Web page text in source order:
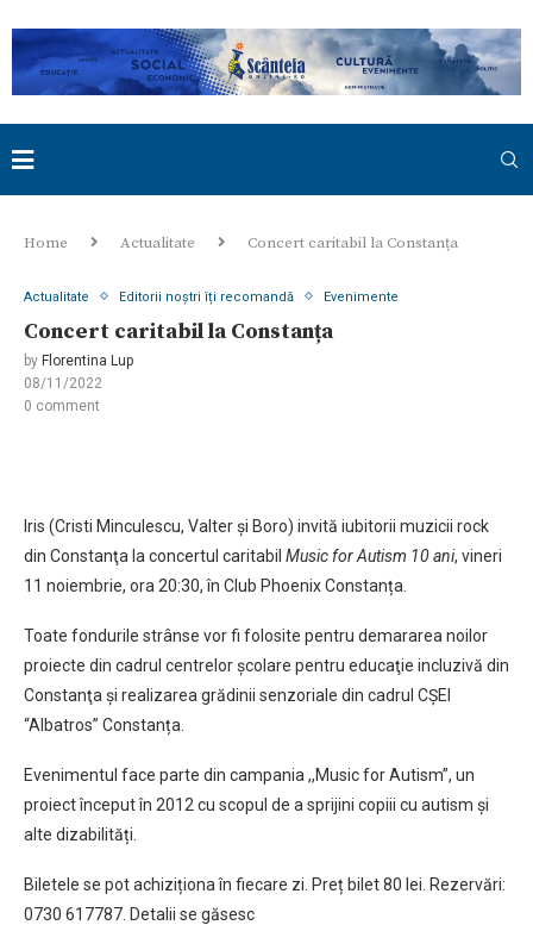
Home Actualitate Concert caritabil la Constanța
Actualitate Editorii noștri îți recomandă Evenimente
Concert caritabil la Constanța
by Florentina Lup
08/11/2022
0 comment
Iris (Cristi Minculescu, Valter și Boro) invită iubitorii muzicii rock
din Constanţa la concertul caritabil Music for Autism 10 ani, vineri
11 noiembrie, ora 20:30, în Club Phoenix Constanța.
Toate fondurile strânse vor fi folosite pentru demararea noilor
proiecte din cadrul centrelor școlare pentru educaţie incluzivă din
Constanţa și realizarea grădinii senzoriale din cadrul CȘEI
“Albatros” Constanța.
Evenimentul face parte din campania ,,Music for Autism”, un
proiect început în 2012 cu scopul de a sprijini copiii cu autism și
alte dizabilități.
Biletele se pot achiziționa în fiecare zi. Preț bilet 80 lei. Rezervări:
0730 617787. Detalii se găsesc